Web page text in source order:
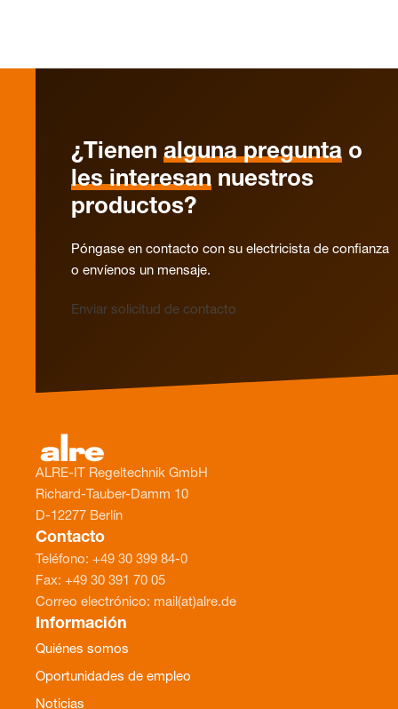
¿Tienen alguna pregunta o
les interesan nuestros
productos?
Póngase en contacto con su electricista de confianza
o envíenos un mensaje.
Enviar solicitud de contacto
ALRE-IT Regeltechnik GmbH
Richard-Tauber-Damm 10
D-12277 Berlín
Contacto
Teléfono: +49 30 399 84-0
Fax: +49 30 391 70 05
Correo electrónico: mail(at)alre.de
Información
Quiénes somos
Oportunidades de empleo
Noticias